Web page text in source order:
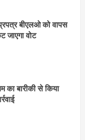
का बारीकी से किया
की प्रक्रियाः